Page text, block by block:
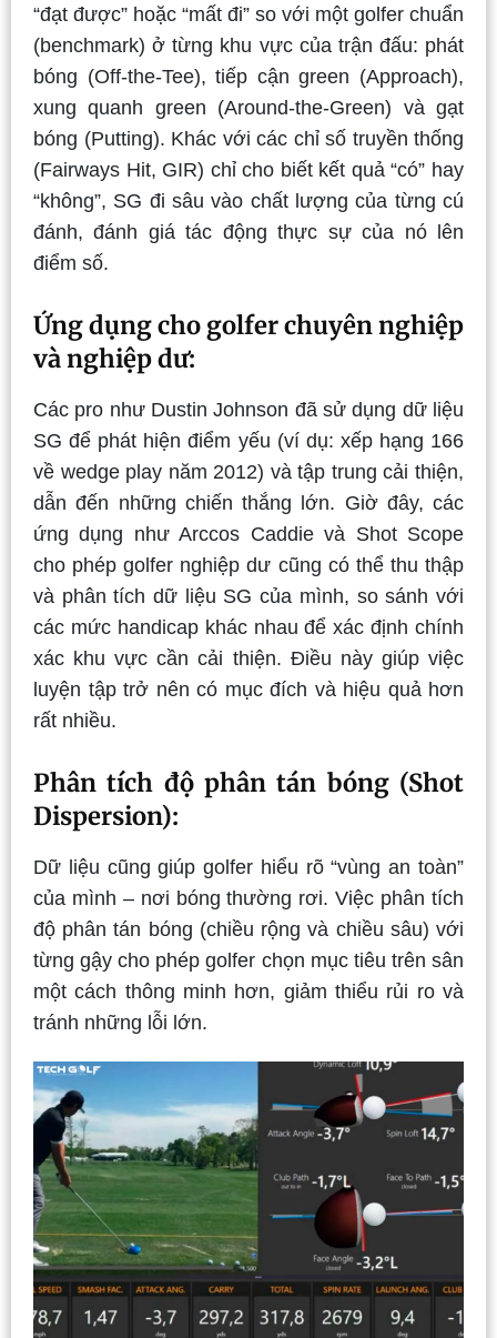
“đạt được” hoặc “mất đi” so với một golfer chuẩn
(benchmark) ở từng khu vực của trận đấu: phát
bóng (Off-the-Tee), tiếp cận green (Approach),
xung quanh green (Around-the-Green) và gạt
bóng (Putting). Khác với các chỉ số truyền thống
(Fairways Hit, GIR) chỉ cho biết kết quả “có” hay
“không”, SG đi sâu vào chất lượng của từng cú
đánh, đánh giá tác động thực sự của nó lên
điểm số.
Ứng dụng cho golfer chuyên nghiệp
và nghiệp dư:
Các pro như Dustin Johnson đã sử dụng dữ liệu
SG để phát hiện điểm yếu (ví dụ: xếp hạng 166
về wedge play năm 2012) và tập trung cải thiện,
dẫn đến những chiến thắng lớn. Giờ đây, các
ứng dụng như Arccos Caddie và Shot Scope
cho phép golfer nghiệp dư cũng có thể thu thập
và phân tích dữ liệu SG của mình, so sánh với
các mức handicap khác nhau để xác định chính
xác khu vực cần cải thiện. Điều này giúp việc
luyện tập trở nên có mục đích và hiệu quả hơn
rất nhiều.
Phân tích độ phân tán bóng (Shot
Dispersion):
Dữ liệu cũng giúp golfer hiểu rõ “vùng an toàn”
của mình – nơi bóng thường rơi. Việc phân tích
độ phân tán bóng (chiều rộng và chiều sâu) với
từng gậy cho phép golfer chọn mục tiêu trên sân
một cách thông minh hơn, giảm thiểu rủi ro và
tránh những lỗi lớn.